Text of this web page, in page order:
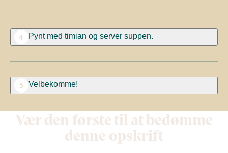
4 Pynt med timian og server suppen.
5 Velbekomme!
Vær den første til at bedømme
denne opskrift